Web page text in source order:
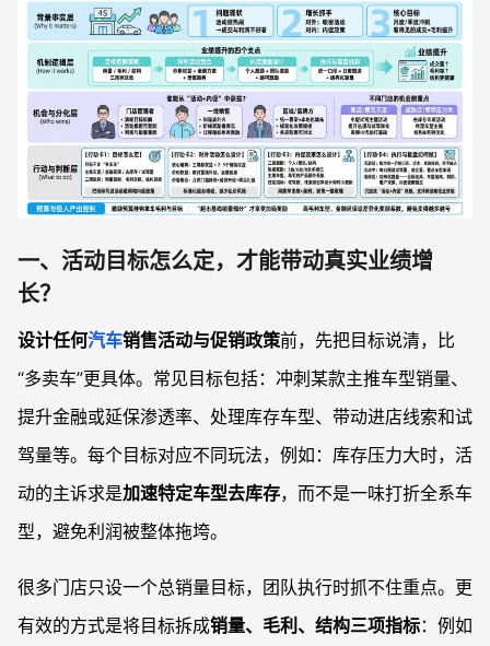
一、活动目标怎么定，才能带动真实业绩增
长？
设计任何汽车销售活动与促销政策前，先把目标说清，比
“多卖车”更具体。常见目标包括：冲刺某款主推车型销量、
提升金融或延保渗透率、处理库存车型、带动进店线索和试
驾量等。每个目标对应不同玩法，例如：库存压力大时，活
动的主诉求是加速特定车型去库存，而不是一味打折全系车
型，避免利润被整体拖垮。
很多门店只设一个总销量目标，团队执行时抓不住重点。更
有效的方式是将目标拆成销量、毛利、结构三项指标：例如